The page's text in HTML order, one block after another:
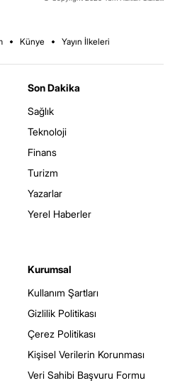
Künye Yayın İlkeleri
Son Dakika
Sağlık
Teknoloji
Finans
Turizm
Yazarlar
Yerel Haberler
Kurumsal
Kullanım Şartları
Gizlilik Politikası
Çerez Politikası
Kişisel Verilerin Korunması
Veri Sahibi Başvuru Formu